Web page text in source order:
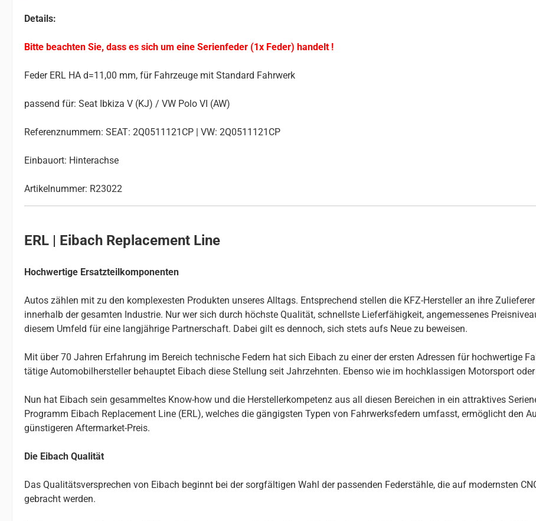
Details:
Bitte beachten Sie, dass es sich um eine Serienfeder (1x Feder) handelt !
Feder ERL HA d=11,00 mm, für Fahrzeuge mit Standard Fahrwerk
passend für: Seat Ibkiza V (KJ) / VW Polo VI (AW)
Referenznummern: SEAT: 2Q0511121CP | VW: 2Q0511121CP
Einbauort: Hinterachse
Artikelnummer: R23022
ERL | Eibach Replacement Line
Hochwertige Ersatzteilkomponenten
Autos zählen mit zu den komplexesten Produkten unseres Alltags. Entsprechend stellen die KFZ-Hersteller an ihre
innerhalb der gesamten Industrie. Nur wer sich durch höchste Qualität, schnellste Lieferfähigkeit, angemessenes
diesem Umfeld für eine langjährige Partnerschaft. Dabei gilt es dennoch, sich stets aufs Neue zu beweisen.
Mit über 70 Jahren Erfahrung im Bereich technische Federn hat sich Eibach zu einer der ersten Adressen für hochwertige
tätige Automobilhersteller behauptet Eibach diese Stellung seit Jahrzehnten. Ebenso wie im hochklassigen Motorsport
Nun hat Eibach sein gesammeltes Know-how und die Herstellerkompetenz aus all diesen Bereichen in ein attraktives
Programm Eibach Replacement Line (ERL), welches die gängigsten Typen von Fahrwerksfedern umfasst, ermöglicht den
günstigeren Aftermarket-Preis.
Die Eibach Qualität
Das Qualitätsversprechen von Eibach beginnt bei der sorgfältigen Wahl der passenden Federstähle, die auf modernsten
gebracht werden.